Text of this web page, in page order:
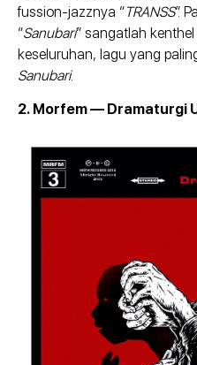
fussion-jazznya “TRANSS”.
“Sanubari” sangatlah
keseluruhan, lagu yang
Sanubari.
2. Morfem — Dramaturgi